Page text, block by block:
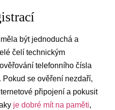
být jednoduchá a
čelí technickým
telefonního čísla
se ověření nezdaří,
připojení a pokusit
je dobré mít na paměti,